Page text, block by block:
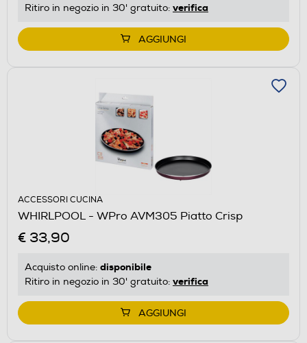
Ritiro in negozio in 30' gratuito: verifica
AGGIUNGI
ACCESSORI CUCINA
WHIRLPOOL - WPro AVM305 Piatto Crisp
€ 33,90
Acquisto online: disponibile
Ritiro in negozio in 30' gratuito: verifica
AGGIUNGI